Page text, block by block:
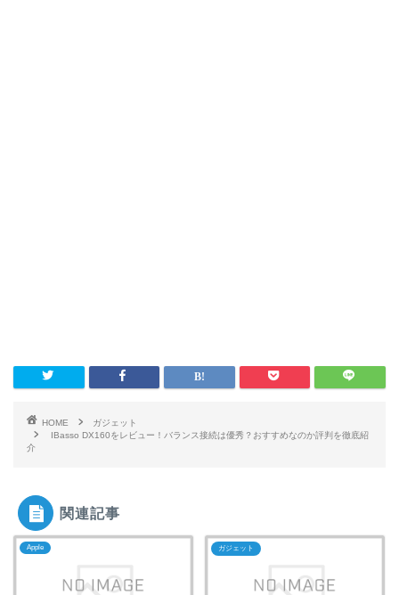
HOME
ガジェット
IBasso DX160をレビュー！バランス接続は優秀？おすすめなのか評判を徹底紹
介
関連記事
Apple ガジェット